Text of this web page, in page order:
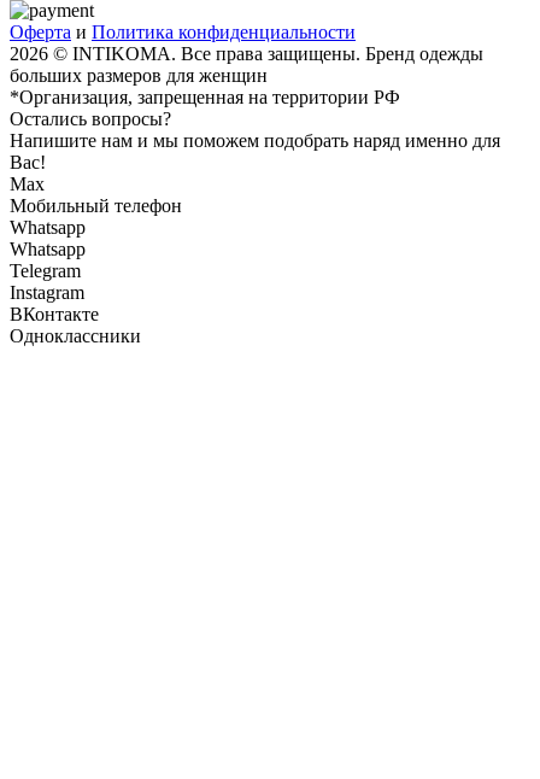
Оферта и Политика конфиденциальности
2026 © INTIKOMA. Все права защищены. Бренд одежды
больших размеров для женщин
*Организация, запрещенная на территории РФ
Остались вопросы?
Напишите нам и мы поможем подобрать наряд именно для
Вас!
Max
Мобильный телефон
Whatsapp
Whatsapp
Telegram
Instagram
ВКонтакте
Одноклассники